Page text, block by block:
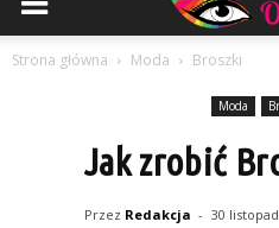
Strona główna Moda Broszki
Moda
Jak zrobić
Przez Redakcja - 30